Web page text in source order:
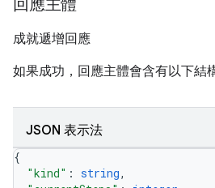
回應主體
成就遞增回應
如果成功，回應主體會含有以下結
JSON 表示法
{
"kind" : string,